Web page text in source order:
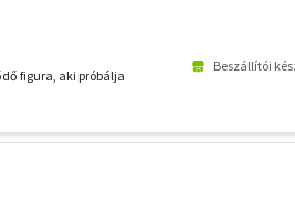
figura, aki próbálja
Beszállítói